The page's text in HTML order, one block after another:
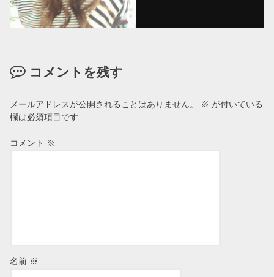
コメントを残す
メールアドレスが公開されることはありません。 ※ が付いている
欄は必須項目です
コメント ※
名前 ※